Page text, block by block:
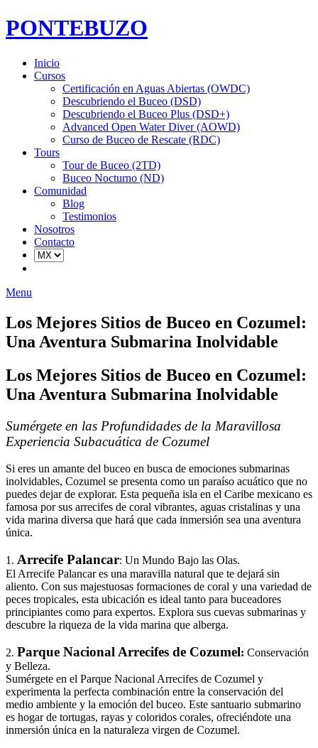
PONTEBUZO
Inicio
Cursos
Certificación en Aguas Abiertas (OWDC)
Descubriendo el Buceo (DSD)
Descubriendo el Buceo Plus (DSD+)
Advanced Open Water Diver (AOWD)
Curso de Buceo de Rescate (RDC)
Tours
Tour de Buceo (2TD)
Buceo Nocturno (ND)
Comunidad
Blog
Testimonios
Nosotros
Contacto
Menu
Los Mejores Sitios de Buceo en Cozumel:
Una Aventura Submarina Inolvidable
Los Mejores Sitios de Buceo en Cozumel:
Una Aventura Submarina Inolvidable
Sumérgete en las Profundidades de la Maravillosa
Experiencia Subacuática de Cozumel
Si eres un amante del buceo en busca de emociones submarinas
inolvidables, Cozumel se presenta como un paraíso acuático que no
puedes dejar de explorar. Esta pequeña isla en el Caribe mexicano es
famosa por sus arrecifes de coral vibrantes, aguas cristalinas y una
vida marina diversa que hará que cada inmersión sea una aventura
única.
1. Arrecife Palancar: Un Mundo Bajo las Olas.
El Arrecife Palancar es una maravilla natural que te dejará sin
aliento. Con sus majestuosas formaciones de coral y una variedad de
peces tropicales, esta ubicación es ideal tanto para buceadores
principiantes como para expertos. Explora sus cuevas submarinas y
descubre la riqueza de la vida marina que alberga.
2. Parque Nacional Arrecifes de Cozumel: Conservación
y Belleza.
Sumérgete en el Parque Nacional Arrecifes de Cozumel y
experimenta la perfecta combinación entre la conservación del
medio ambiente y la emoción del buceo. Este santuario submarino
es hogar de tortugas, rayas y coloridos corales, ofreciéndote una
inmersión única en la naturaleza virgen de Cozumel.